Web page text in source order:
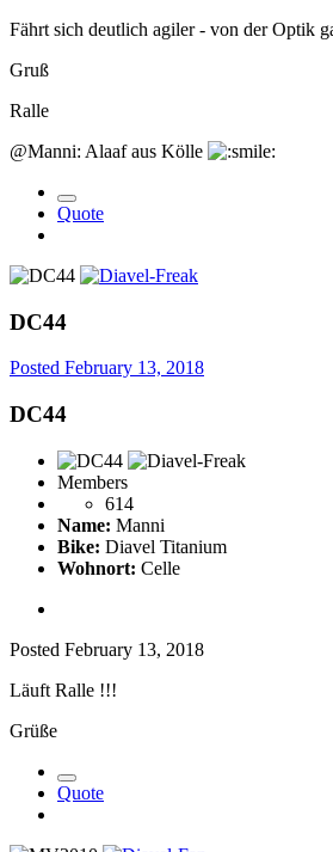
Fährt sich deutlich agiler - von der Optik
Gruß
Ralle
@Manni: Alaaf aus Kölle
Quote
DC44
Posted February 13, 2018
DC44
Members
614
Name: Manni
Bike: Diavel Titanium
Wohnort: Celle
Posted February 13, 2018
Läuft Ralle !!!
Grüße
Quote